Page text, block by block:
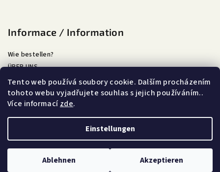
Tento web používá soubory cookie. Dalším procházením
tohoto webu vyjadřujete souhlas s jejich používáním..
Více informacízde.
Einstellungen
Ablehnen Akzeptieren
Informace / Information
Wie bestellen?
ÜBER UNS
Doprava a platba
Obchodní podmínky
Podmínky ochrany osobních údajů
Petrásek rytec